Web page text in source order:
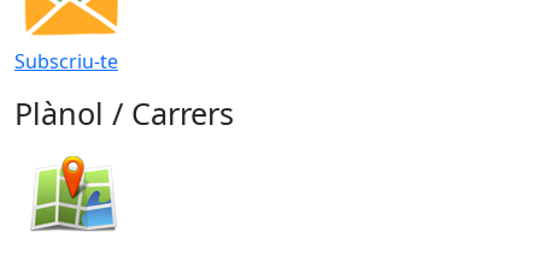
Subscriu-te
Plànol / Carrers